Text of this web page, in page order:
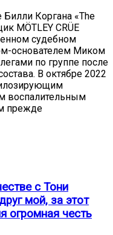
Билли Коргана «The
MÖTLEY CRÜE
судебном
основателем Миком
по группе после
В октябре 2022
воспалительным
прежде
с Тони
мой, за этот
огромная честь